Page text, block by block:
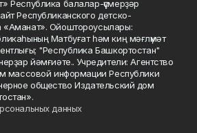
Республика балалар-үҫмерҙәр
Республиканского детско-
Ойоштороусылары:
Матбуғат һәм киң мәғлүмәт
"Республика Башкортостан"
йәмғиәте.. Учредители: Агентство
массовой информации Республики
общество Издательский дом
данных